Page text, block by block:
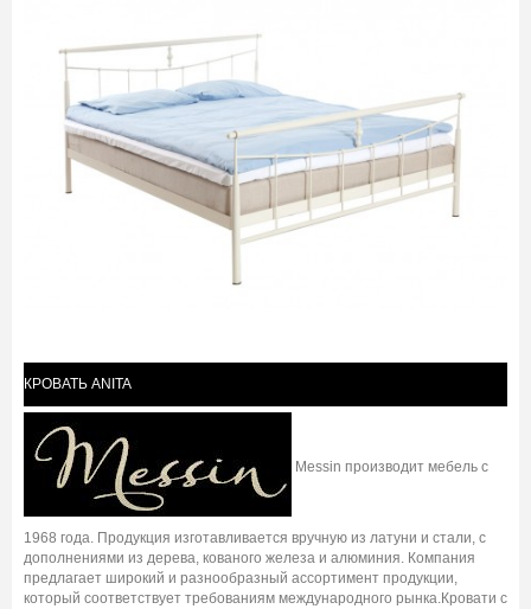
КРОВАТЬ ANITA
Messin производит мебель с
1968 года. Продукция изготавливается вручную из латуни и стали, с
дополнениями из дерева, кованого железа и алюминия. Компания
предлагает широкий и разнообразный ассортимент продукции,
который соответствует требованиям международного рынка.Кровати с